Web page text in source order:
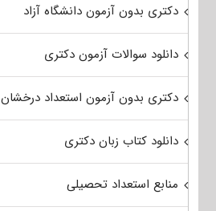
دکتری بدون آزمون دانشگاه آزاد
دانلود سوالات آزمون دکتری
دکتری بدون آزمون استعداد درخشان
دانلود کتاب زبان دکتری
منابع استعداد تحصیلی